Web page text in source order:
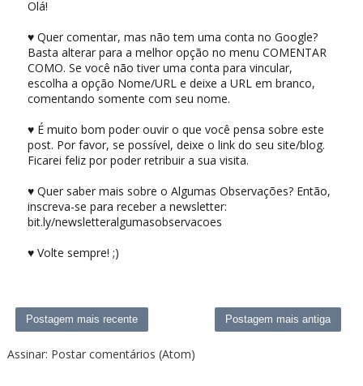
Olá!
♥ Quer comentar, mas não tem uma conta no Google?
Basta alterar para a melhor opção no menu COMENTAR
COMO. Se você não tiver uma conta para vincular,
escolha a opção Nome/URL e deixe a URL em branco,
comentando somente com seu nome.
♥ É muito bom poder ouvir o que você pensa sobre este
post. Por favor, se possível, deixe o link do seu site/blog.
Ficarei feliz por poder retribuir a sua visita.
♥ Quer saber mais sobre o Algumas Observações? Então,
inscreva-se para receber a newsletter:
bit.ly/newsletteralgumasobservacoes
♥ Volte sempre! ;)
Postagem mais recente Postagem mais antiga
Assinar: Postar comentários (Atom)